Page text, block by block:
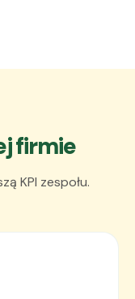
firmie
KPI zespołu.